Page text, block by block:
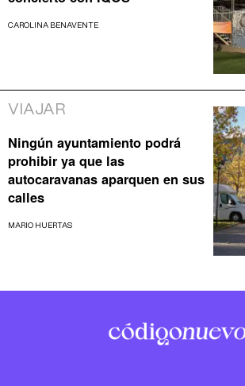
CAROLINA BENAVENTE
VIAJAR
Ningún ayuntamiento podrá
prohibir ya que las
autocaravanas aparquen en sus
calles
MARIO HUERTAS